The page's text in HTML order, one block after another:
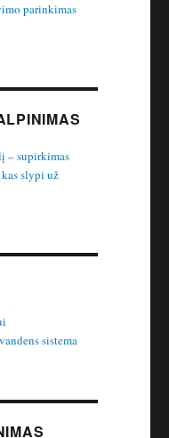
parinkimas
– supirkimas
slypi už
sistema